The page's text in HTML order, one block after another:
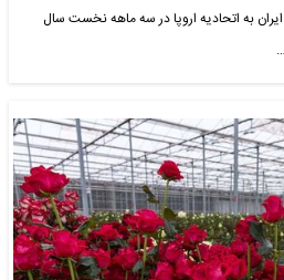
ایران به اتحادیه اروپا در سه ماهه نخست سال